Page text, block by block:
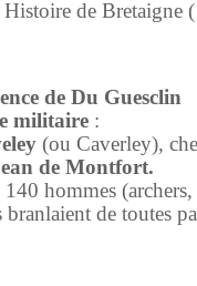
Histoire de Bretaigne
de Du Guesclin
militaire :
(ou Caverley),
de Montfort.
hommes
branlaient de toutes